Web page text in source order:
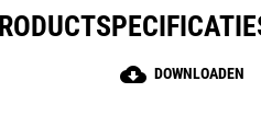
cloud_download DOWNLOADEN